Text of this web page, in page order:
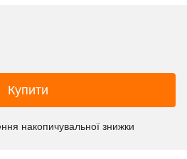
Купити
накопичувальної знижки